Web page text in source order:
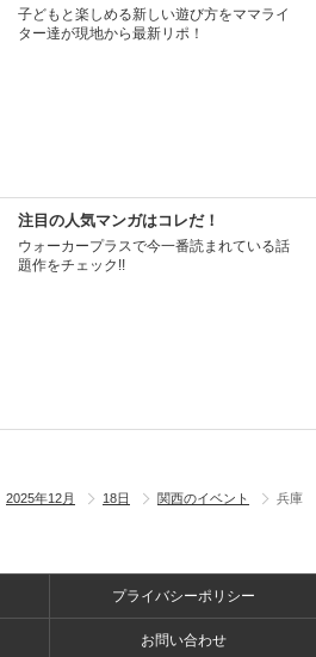
子どもと楽しめる新しい遊び方をママライ
ター達が現地から最新リポ！
注目の人気マンガはコレだ！
ウォーカープラスで今一番読まれている話
題作をチェック!!
2025年12月 18日 関西のイベント
兵庫
プライバシーポリシー
お問い合わせ